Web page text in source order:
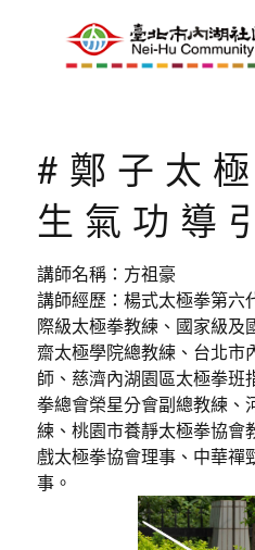
#鄭子太
生氣功導
講師名稱：方祖豪
講師經歷：楊式太極拳第六
際級太極拳教練、國家級及
齋太極學院總教練、台北市
師、慈濟內湖園區太極拳班
拳總會榮星分會副總教練、
練、桃園市養靜太極拳協會
戲太極拳協會理事、中華禪
事。